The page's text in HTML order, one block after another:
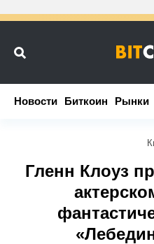
Новости Биткоин Рынки
Новости Биткоин Рынки
Гленн Клоуз